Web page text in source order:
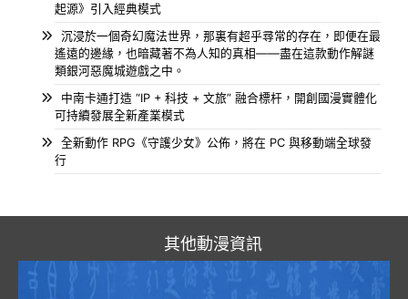
起源》引入經典模式
沉浸於一個奇幻魔法世界，那裏有超乎尋常的存在，即便在最
遙遠的邊緣，也暗藏著不為人知的真相——盡在這款動作解謎
類銀河惡魔城遊戲之中。
中南卡通打造 “IP + 科技 + 文旅” 融合標杆，開創國漫實體化
可持續發展全新產業模式
全新動作 RPG《守護少女》公佈，將在 PC 與移動端全球發
行
其他動漫資訊